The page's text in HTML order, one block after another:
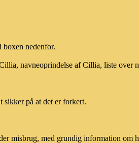
nedenfor.
navneoprindelse af Cillia, liste over
sikker på at det er forkert.
misbrug, med grundig information om